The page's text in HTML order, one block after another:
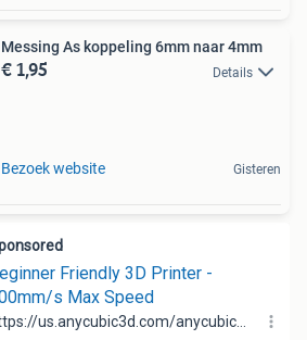
Messing As koppeling 6mm naar 4mm
€ 1,95 Details
Bezoek website Gisteren